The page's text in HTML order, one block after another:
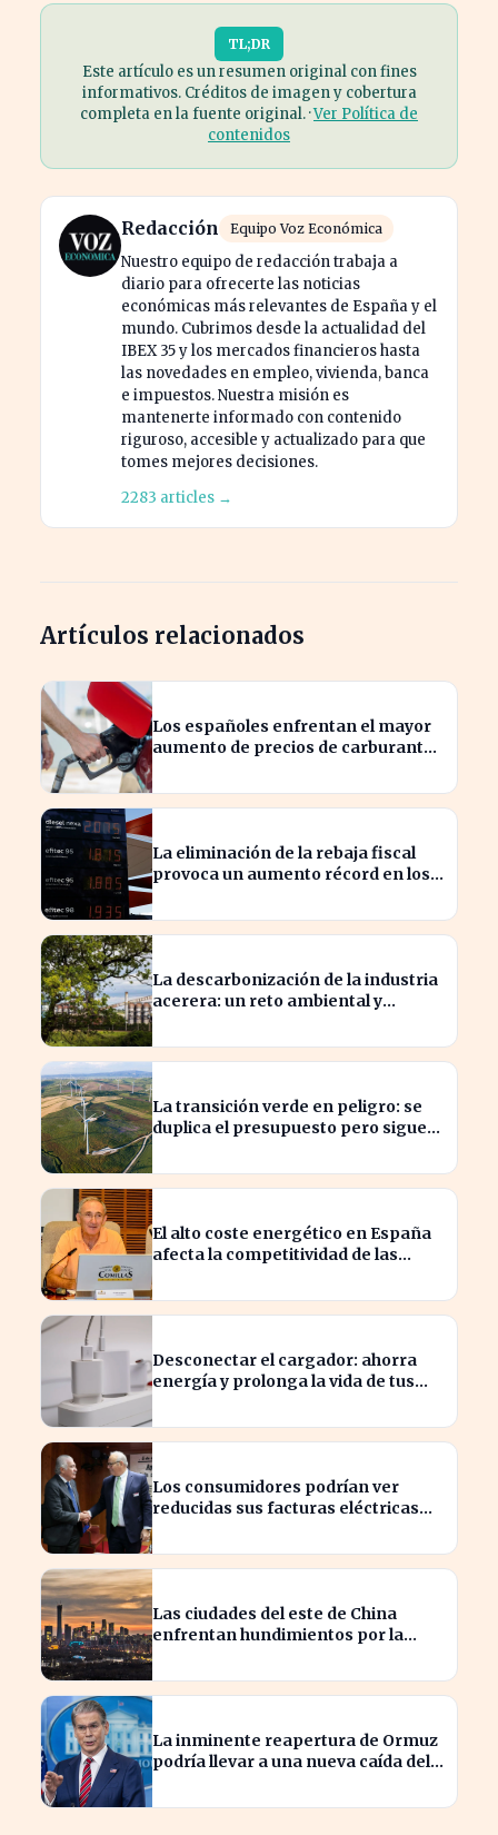
TL;DR
Este artículo es un resumen original con fines
informativos. Créditos de imagen y cobertura
completa en la fuente original. ·Ver Política de
contenidos
Redacción Equipo Voz Económica
Nuestro equipo de redacción trabaja a
diario para ofrecerte las noticias
económicas más relevantes de España y el
mundo. Cubrimos desde la actualidad del
IBEX 35 y los mercados financieros hasta
las novedades en empleo, vivienda, banca
e impuestos. Nuestra misión es
mantenerte informado con contenido
riguroso, accesible y actualizado para que
tomes mejores decisiones.
2283 articles →
Artículos relacionados
Los españoles enfrentan el mayor
aumento de precios de carburantes
La eliminación de la rebaja fiscal
provoca un aumento récord en los
La descarbonización de la industria
acerera: un reto ambiental y
La transición verde en peligro: se
duplica el presupuesto pero sigue
El alto coste energético en España
afecta la competitividad de las
Desconectar el cargador: ahorra
energía y prolonga la vida de tus
Los consumidores podrían ver
reducidas sus facturas eléctricas
para Iberdrola y Endesa.
Las ciudades del este de China
enfrentan hundimientos por la
subterránea
La inminente reapertura de Ormuz
podría llevar a una nueva caída del